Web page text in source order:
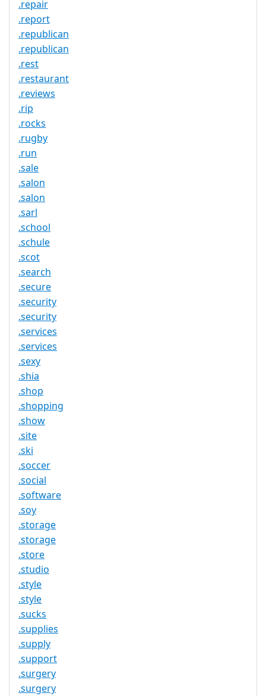
.repair
.report
.republican
.republican
.rest
.restaurant
.reviews
.rip
.rocks
.rugby
.run
.sale
.salon
.salon
.sarl
.school
.schule
.scot
.search
.secure
.security
.security
.services
.services
.sexy
.shia
.shop
.shopping
.show
.site
.ski
.soccer
.social
.software
.soy
.storage
.storage
.store
.studio
.style
.style
.sucks
.supplies
.supply
.support
.surgery
.surgery